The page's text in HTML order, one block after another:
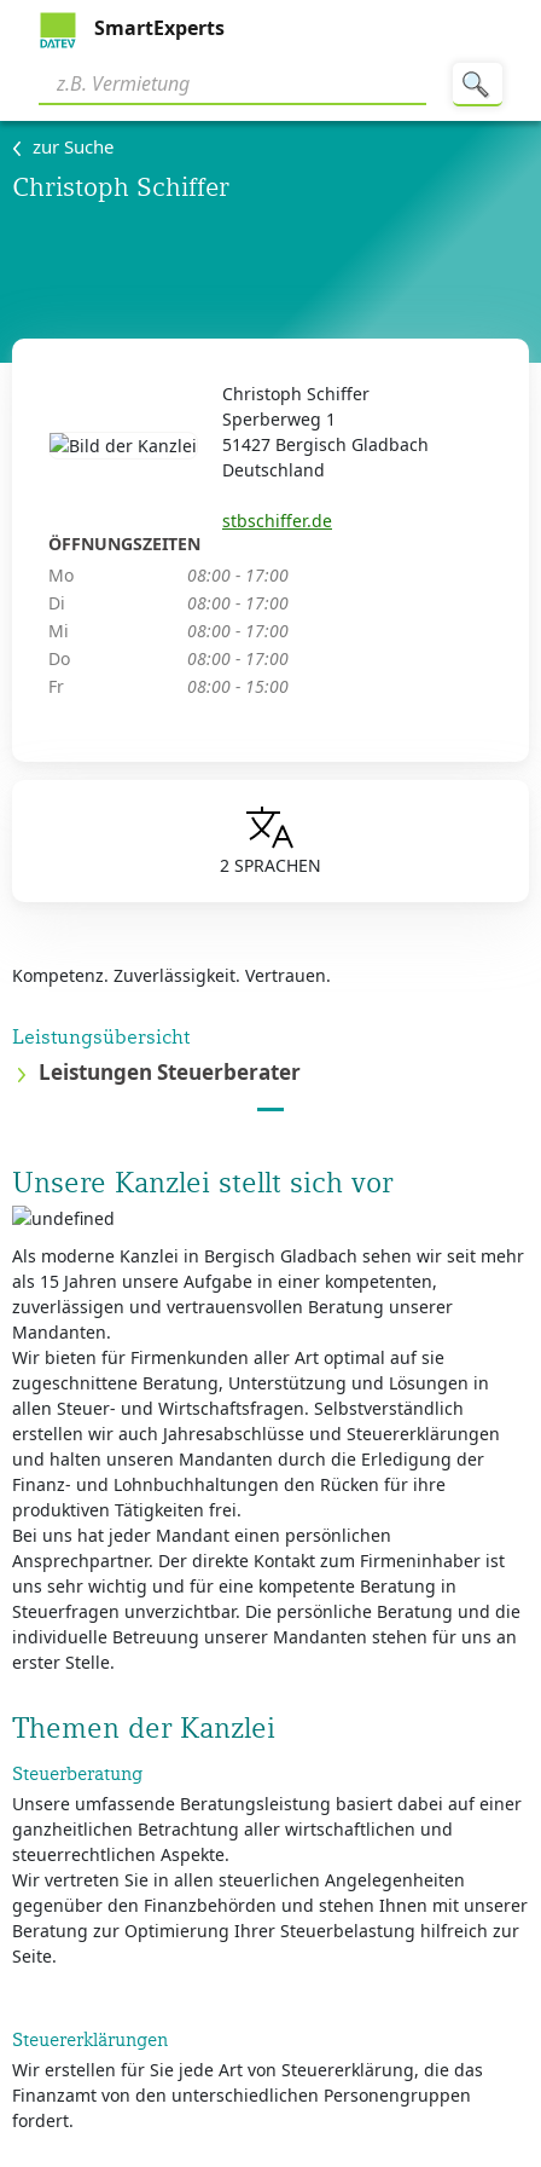
SmartExperts
zur Suche
Christoph Schiffer
2 SPRACHEN
Kompetenz. Zuverlässigkeit. Vertrauen.
Leistungsübersicht
Leistungen Steuerberater
Unsere Kanzlei stellt sich vor
Als moderne Kanzlei in Bergisch Gladbach sehen wir seit mehr
als 15 Jahren unsere Aufgabe in einer kompetenten,
zuverlässigen und vertrauensvollen Beratung unserer
Mandanten.
Wir bieten für Firmenkunden aller Art optimal auf sie
zugeschnittene Beratung, Unterstützung und Lösungen in
allen Steuer- und Wirtschaftsfragen. Selbstverständlich
erstellen wir auch Jahresabschlüsse und Steuererklärungen
und halten unseren Mandanten durch die Erledigung der
Finanz- und Lohnbuchhaltungen den Rücken für ihre
produktiven Tätigkeiten frei.
Bei uns hat jeder Mandant einen persönlichen
Ansprechpartner. Der direkte Kontakt zum Firmeninhaber ist
uns sehr wichtig und für eine kompetente Beratung in
Steuerfragen unverzichtbar. Die persönliche Beratung und die
individuelle Betreuung unserer Mandanten stehen für uns an
erster Stelle.
Themen der Kanzlei
Steuerberatung
Unsere umfassende Beratungsleistung basiert dabei auf einer
ganzheitlichen Betrachtung aller wirtschaftlichen und
steuerrechtlichen Aspekte.
Wir vertreten Sie in allen steuerlichen Angelegenheiten
gegenüber den Finanzbehörden und stehen Ihnen mit unserer
Beratung zur Optimierung Ihrer Steuerbelastung hilfreich zur
Seite.
Steuererklärungen
Wir erstellen für Sie jede Art von Steuererklärung, die das
Finanzamt von den unterschiedlichen Personengruppen
fordert.
Christoph Schiffer
Sperberweg 1
51427 Bergisch Gladbach
Deutschland
stbschiffer.de
ÖFFNUNGSZEITEN
Mo
08:00 - 17:00
Di
08:00 - 17:00
Mi
08:00 - 17:00
Do
08:00 - 17:00
Fr
08:00 - 15:00